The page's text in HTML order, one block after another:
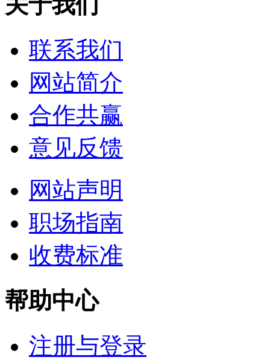
联系我们
网站简介
合作共赢
意见反馈
网站声明
职场指南
收费标准
帮助中心
注册与登录